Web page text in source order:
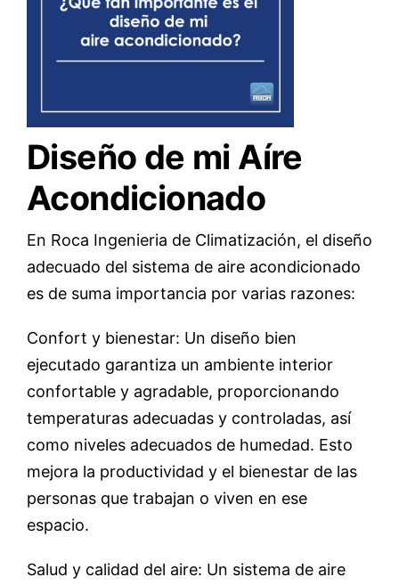
Diseño de mi Aíre
Acondicionado
En Roca Ingenieria de Climatización, el diseño
adecuado del sistema de aire acondicionado
es de suma importancia por varias razones:
Confort y bienestar: Un diseño bien
ejecutado garantiza un ambiente interior
confortable y agradable, proporcionando
temperaturas adecuadas y controladas, así
como niveles adecuados de humedad. Esto
mejora la productividad y el bienestar de las
personas que trabajan o viven en ese
espacio.
Salud y calidad del aire: Un sistema de aire